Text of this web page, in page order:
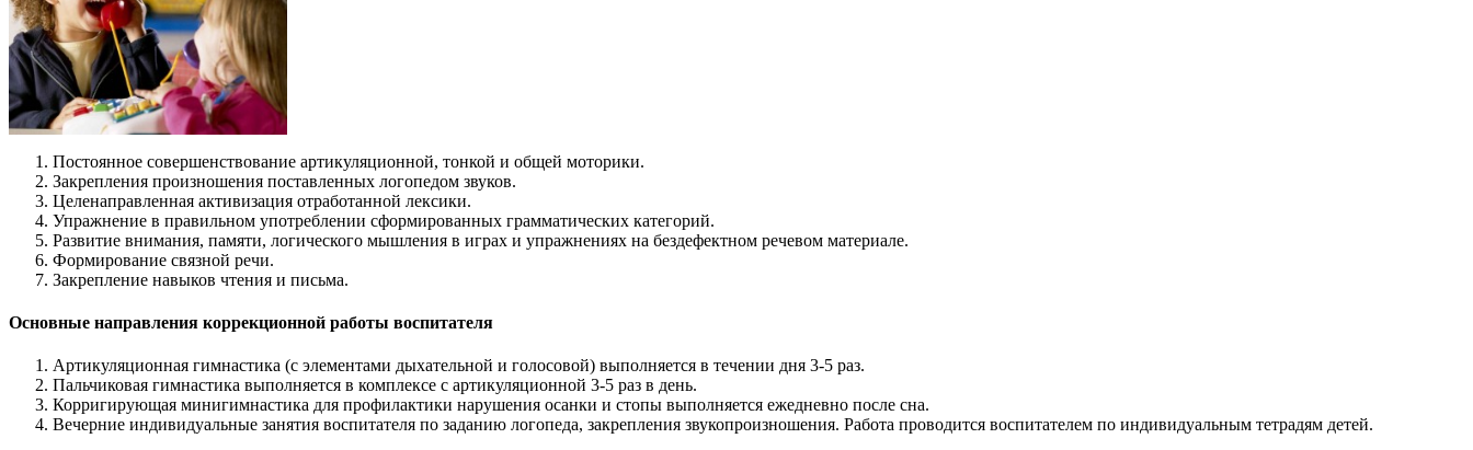
Постоянное совершенствование артикуляционной, тонкой и общей моторики.
Закрепления произношения поставленных логопедом звуков.
Целенаправленная активизация отработанной лексики.
Упражнение в правильном употреблении сформированных грамматических категорий.
Развитие внимания, памяти, логического мышления в играх и упражнениях на бездефектном речевом материале.
Формирование связной речи.
Закрепление навыков чтения и письма.
Основные направления коррекционной работы воспитателя
Артикуляционная гимнастика (с элементами дыхательной и голосовой) выполняется в течении дня 3-5 раз.
Пальчиковая гимнастика выполняется в комплексе с артикуляционной 3-5 раз в день.
Корригирующая минигимнастика для профилактики нарушения осанки и стопы выполняется ежедневно после сна.
Вечерние индивидуальные занятия воспитателя по заданию логопеда, закрепления звукопроизношения. Работа проводится воспитателем по индивидуальным тетрадям детей.